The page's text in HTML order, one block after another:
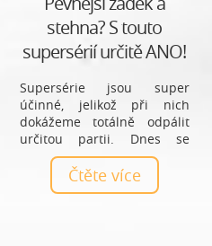
stehna? S touto
supersérií určitě ANO!
Supersérie jsou super
účinné, jelikož při nich
dokážeme totálně odpálit
určitou partii. Dnes se
zaměříme na posílení
zadečku a stehen s
tréninkem, který si
Čtěte více